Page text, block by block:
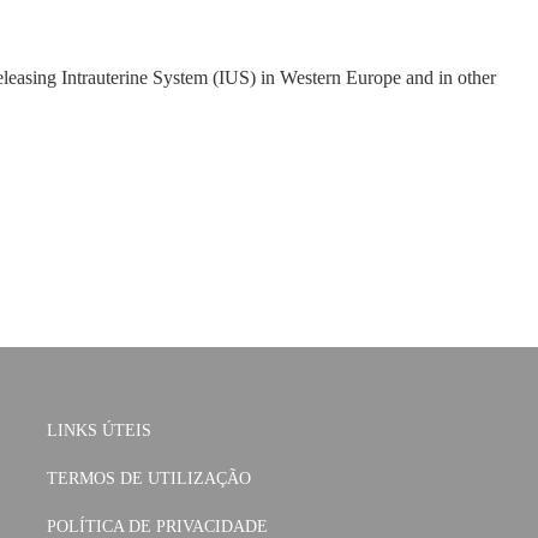
Intrauterine System (IUS) in Western Europe and in other
LINKS ÚTEIS
TERMOS DE UTILIZAÇÃO
POLÍTICA DE PRIVACIDADE